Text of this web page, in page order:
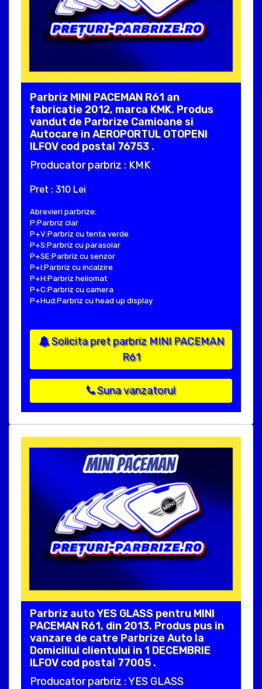
Parbriz MINI PACEMAN R61 an
fabricatie 2012, marca KMK. Produs
vandut de Parbrize Camioane si
Autocare in AEROPORTUL OTOPENI
ILFOV cod postal 76753 .
Producator parbriz : KMK
Pret : 310 Lei
Abrevieri parbrize:
P:Parbriz clar
P+V:Parbriz cu tenta verde
P+S:Parbriz cu parasolar
P+SE:Parbriz cu senzor
P+I:Parbriz cu incalzire
P+H:Parbriz heliomat
P+C:Parbriz cu camera
P+Hud:Parbriz cu head up display
Solicita pret parbriz MINI PACEMAN
R61
Suna vanzatorul
Parbriz auto YES GLASS pentru MINI
PACEMAN R61, din 2013. Produs pus in
vanzare de catre Parbrize Auto la
Domiciliul clientului in 1 DECEMBRIE
ILFOV cod postal 77005 .
Producator parbriz : YES GLASS